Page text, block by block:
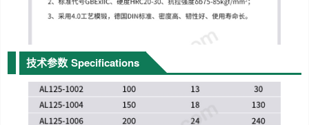
技术参数 Specifications